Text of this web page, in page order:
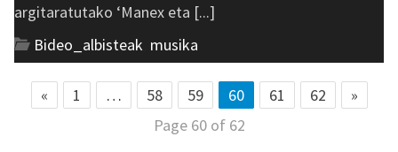
argitaratutako ‘Manex eta [...]
Bideo_albisteak musika
« 1 … 58 59 60 61 62
»
Page 60 of 62